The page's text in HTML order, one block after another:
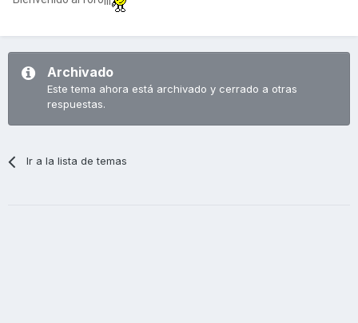
Archivado
Este tema ahora está archivado y cerrado a otras
respuestas.
Ir a la lista de temas